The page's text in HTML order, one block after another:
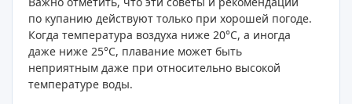
по купанию действуют только при хорошей погоде.
Когда температура воздуха ниже 20°C, а иногда
даже ниже 25°C, плавание может быть
неприятным даже при относительно высокой
температуре воды.